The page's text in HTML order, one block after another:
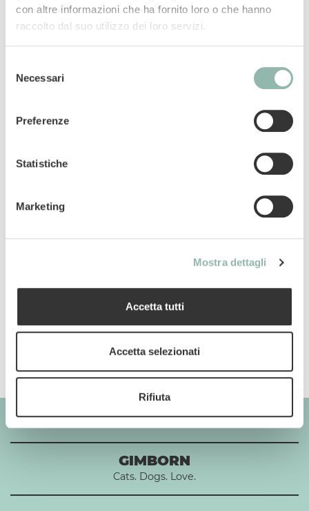
con altre informazioni che ha fornito loro o che hanno
raccolto dal suo utilizzo dei loro servizi.
delNecessari
Preferenze
Statistiche
Marketing
Mostra dettagli
Accetta tutti
Accetta selezionati
Rifiuta
+ VITAMINA D3
Made in Germany
Codice ean: 4002064407197
Additivi per 1 kg
GIMBORN
Cats. Dogs. Love.